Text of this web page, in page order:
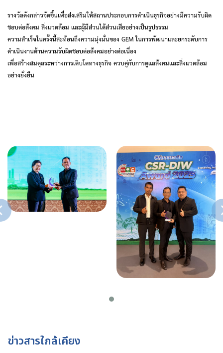
รางวัลดังกล่าวจัดขึ้นเพื่อส่งเสริมให้สถานประกอบการดำเนินธุรกิจอย่างมีความรับผิด
ชอบต่อสังคม สิ่งแวดล้อม และผู้มีส่วนได้ส่วนเสียอย่างเป็นรูปธรรม
ความสำเร็จในครั้งนี้สะท้อนถึงความมุ่งมั่นของ GEM ในการพัฒนาและยกระดับการ
ดำเนินงานด้านความรับผิดชอบต่อสังคมอย่างต่อเนื่อง
เพื่อสร้างสมดุลระหว่างการเติบโตทางธุรกิจ ควบคู่กับการดูแลสังคมและสิ่งแวดล้อม
อย่างยั่งยืน
ข่าวสารใกล้เคียง